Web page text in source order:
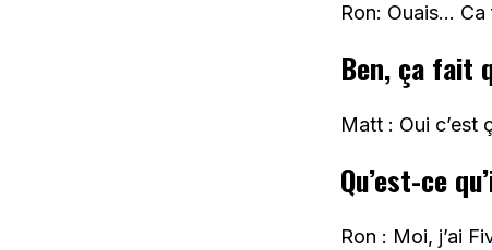
Ron: Ouais…
Ben, ça fait
Matt : Oui c’est
Qu’est-ce
Ron : Moi, j’ai